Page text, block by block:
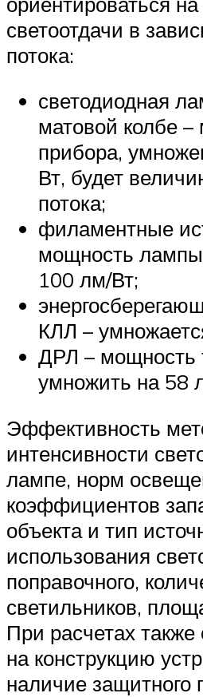
светоотдачи в
потока:
светодиодная
матовой колбе
прибора,
Вт, будет
потока;
филаментные
мощность
100 лм/Вт;
КЛЛ –
ДРЛ – мощность
умножить на 58
Эффективность
интенсивности
лампе, норм
коэффициентов
объекта и тип
использования
поправочного,
светильников,
При расчетах
на конструкцию
наличие защитного